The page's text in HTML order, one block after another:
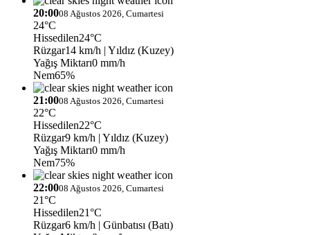
20:0008 Ağustos 2026, Cumartesi
24°C
Hissedilen24°C
Rüzgar14 km/h | Yıldız (Kuzey)
Yağış Miktarı0 mm/h
Nem65%
21:0008 Ağustos 2026, Cumartesi
22°C
Hissedilen22°C
Rüzgar9 km/h | Yıldız (Kuzey)
Yağış Miktarı0 mm/h
Nem75%
22:0008 Ağustos 2026, Cumartesi
21°C
Hissedilen21°C
Rüzgar6 km/h | Günbatısı (Batı)